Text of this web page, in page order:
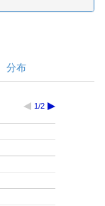
分布
1/2